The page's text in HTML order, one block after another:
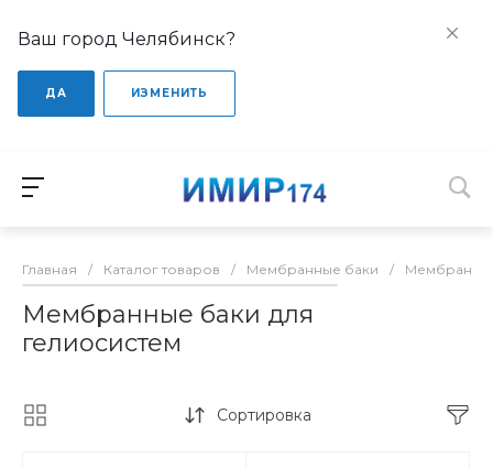
Ваш город Челябинск?
ДА ИЗМЕНИТЬ
Главная / Каталог товаров / Мембранные баки /
Мембранные баки для
гелиосистем
Сортировка